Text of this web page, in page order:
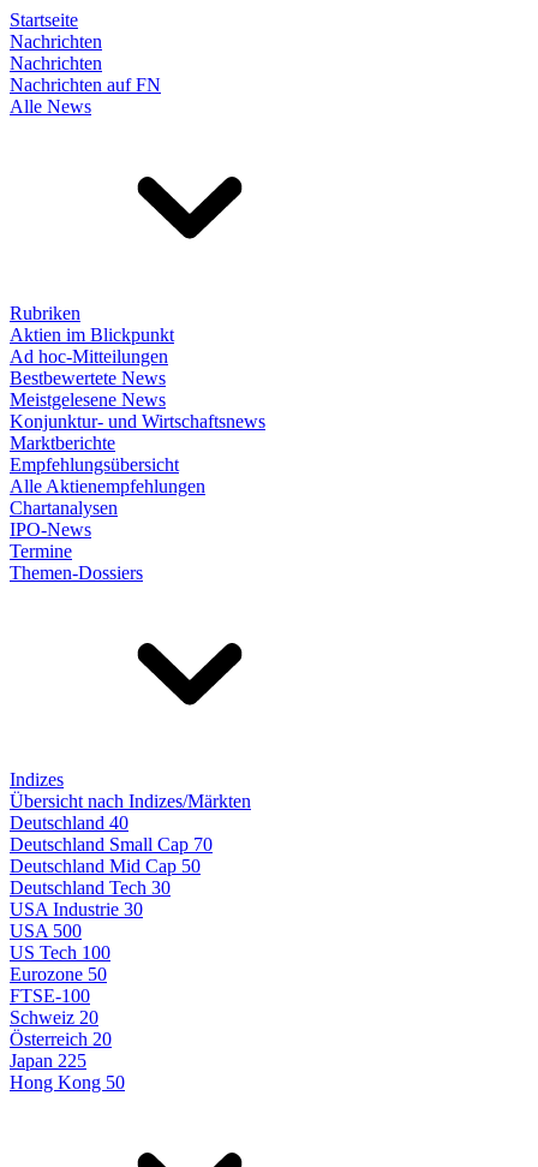
Startseite
Nachrichten
Nachrichten
Nachrichten auf FN
Alle News
Rubriken
Aktien im Blickpunkt
Ad hoc-Mitteilungen
Bestbewertete News
Meistgelesene News
Konjunktur- und Wirtschaftsnews
Marktberichte
Empfehlungsübersicht
Alle Aktienempfehlungen
Chartanalysen
IPO-News
Termine
Themen-Dossiers
Indizes
Übersicht nach Indizes/Märkten
Deutschland 40
Deutschland Small Cap 70
Deutschland Mid Cap 50
Deutschland Tech 30
USA Industrie 30
USA 500
US Tech 100
Eurozone 50
FTSE-100
Schweiz 20
Österreich 20
Japan 225
Hong Kong 50